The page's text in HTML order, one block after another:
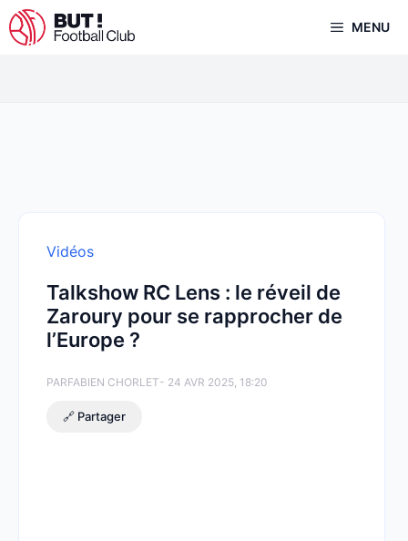
Aller
au
MENU
Vidéos
Talkshow RC Lens : le réveil de
Zaroury pour se rapprocher de
l’Europe ?
PARFABIEN CHORLET- 24 AVR 2025, 18:20
🔗 Partager